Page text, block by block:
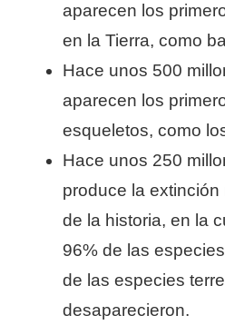
aparecen los
en la Tierra, como
Hace unos 500
aparecen los
esqueletos, como
Hace unos 250
produce la
de la historia, en la
96% de las
de las especies
desaparecieron.